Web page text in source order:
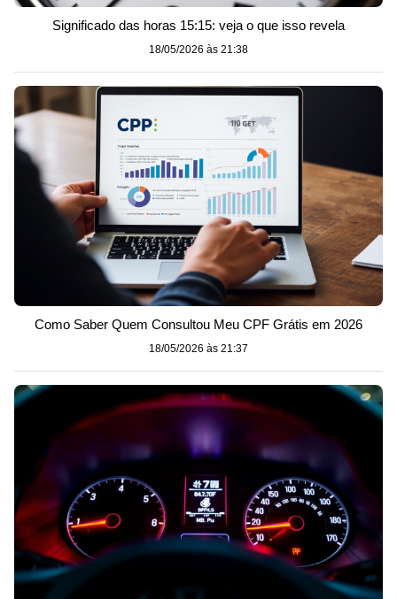
Significado das horas 15:15: veja o que isso revela
18/05/2026 às 21:38
Como Saber Quem Consultou Meu CPF Grátis em 2026
18/05/2026 às 21:37